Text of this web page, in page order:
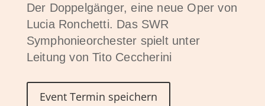
Der Doppelgänger, eine neue Oper von
Lucia Ronchetti. Das SWR
Symphonieorchester spielt unter
Leitung von Tito Ceccherini
Event Termin speichern